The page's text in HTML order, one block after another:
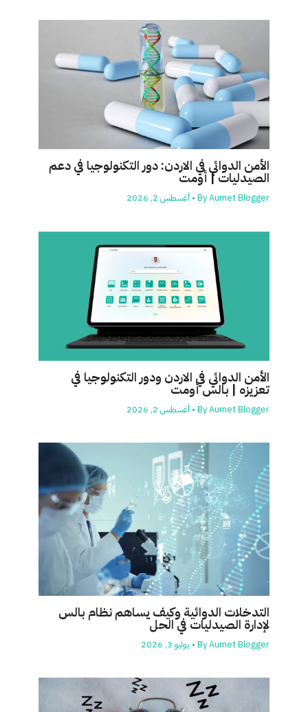
الأمن الدوائي في الاردن: دور التكنولوجيا في دعم
الصيدليات | أومت
ByAumet Blogger
•أغسطس 2, 2026
الأمن الدوائي في الاردن ودور التكنولوجيا في
تعزيزه | بالس أومت
ByAumet Blogger
•أغسطس 2, 2026
التدخلات الدوائية وكيف يساهم نظام بالس
لإدارة الصيدليات في الحل
ByAumet Blogger
• يوليو 3, 2026